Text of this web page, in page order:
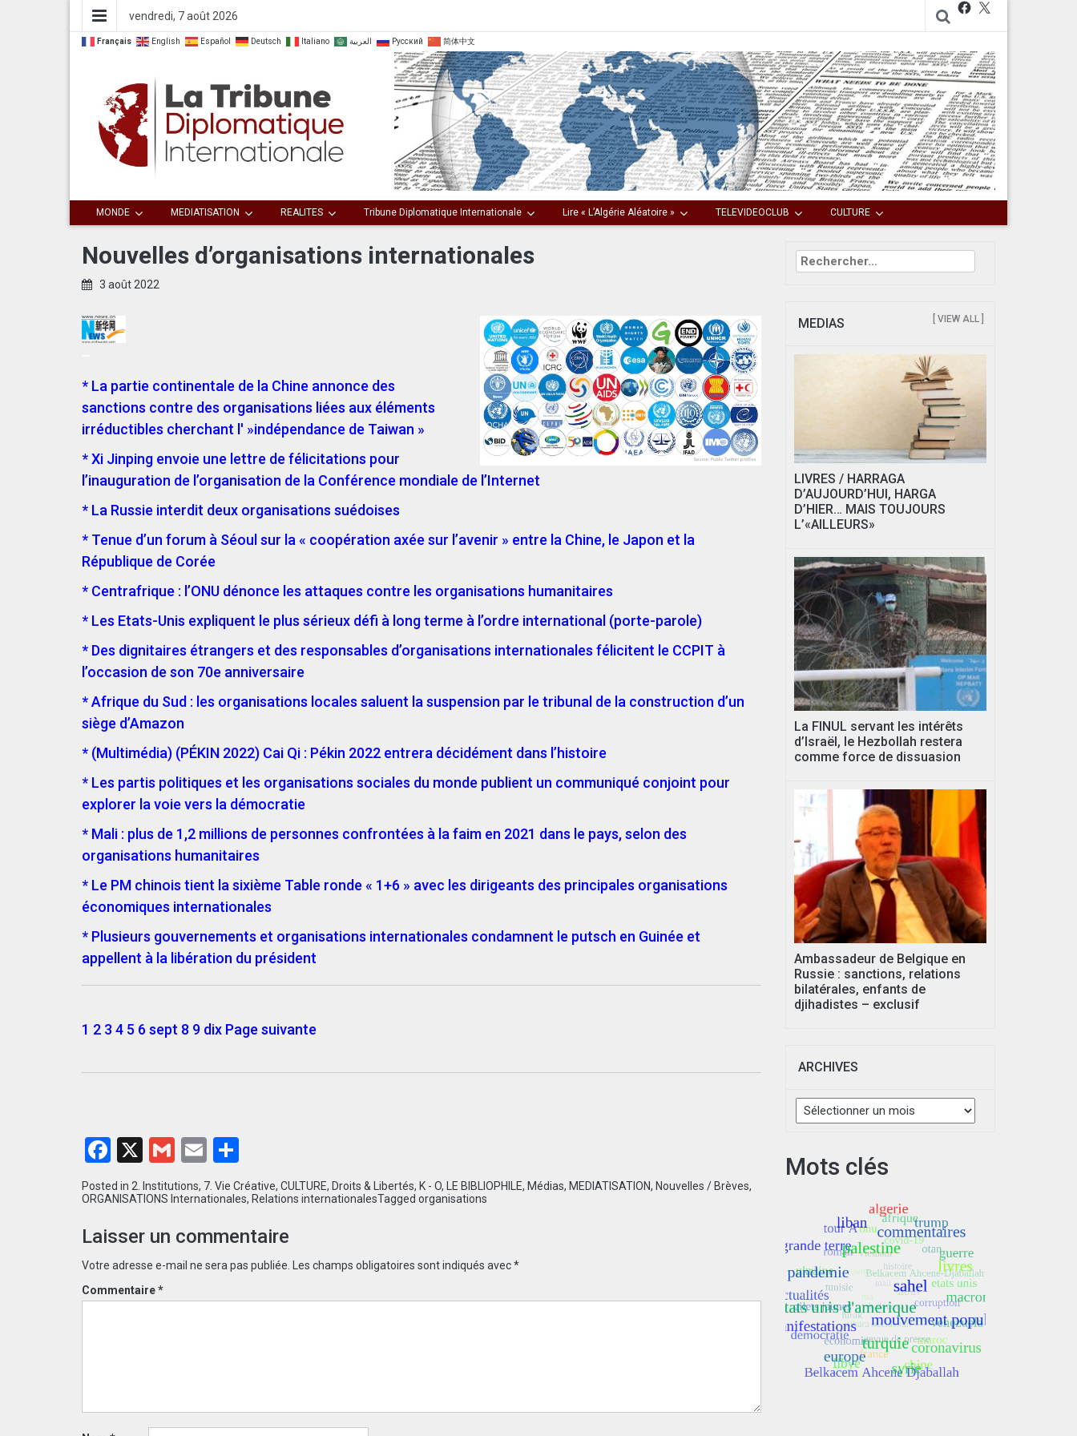
vendredi, 7 août 2026
Français English Español Deutsch Italiano العربية Русский 简体中文
Facebook
La Tribune
Diplomatique
Internationale
MONDE MEDIATISATION REALITES Tribune Diplomatique Internationale Lire « L’Algérie Aléatoire » TELEVIDEOCLUB CULTURE
Nouvelles d’organisations internationales
3 août 2022
* La partie continentale de la Chine annonce des
sanctions contre des organisations liées aux éléments
irréductibles cherchant l' »indépendance de Taiwan »
* Xi Jinping envoie une lettre de félicitations pour
l’inauguration de l’organisation de la Conférence mondiale de l’Internet
* La Russie interdit deux organisations suédoises
* Tenue d’un forum à Séoul sur la « coopération axée sur l’avenir » entre la Chine, le Japon et la
République de Corée
* Centrafrique : l’ONU dénonce les attaques contre les organisations humanitaires
* Les Etats-Unis expliquent le plus sérieux défi à long terme à l’ordre international (porte-parole)
* Des dignitaires étrangers et des responsables d’organisations internationales félicitent le CCPIT à
l’occasion de son 70e anniversaire
* Afrique du Sud : les organisations locales saluent la suspension par le tribunal de la construction d’un
siège d’Amazon
* (Multimédia) (PÉKIN 2022) Cai Qi : Pékin 2022 entrera décidément dans l’histoire
* Les partis politiques et les organisations sociales du monde publient un communiqué conjoint pour
explorer la voie vers la démocratie
* Mali : plus de 1,2 millions de personnes confrontées à la faim en 2021 dans le pays, selon des
organisations humanitaires
* Le PM chinois tient la sixième Table ronde « 1+6 » avec les dirigeants des principales organisations
économiques internationales
* Plusieurs gouvernements et organisations internationales condamnent le putsch en Guinée et
appellent à la libération du président
1 2 3 4 5 6 sept 8 9 dix Page suivante
Facebook
X Gmail
Email
Posted in 2. Institutions, 7. Vie Créative, CULTURE, Droits & Libertés, K - O, LE BIBLIOPHILE, Médias, MEDIATISATION, Nouvelles / Brèves,
ORGANISATIONS Internationales, Relations internationalesTagged organisations
Laisser un commentaire
Votre adresse e-mail ne sera pas publiée. Les champs obligatoires sont indiqués avec*
Commentaire*
Rechercher :
MEDIAS [ VIEW ALL ]
LIVRES / HARRAGA
D’AUJOURD’HUI, HARGA
D’HIER… MAIS TOUJOURS
L’«AILLEURS»
La FINUL servant les intérêts
d’Israël, le Hezbollah restera
comme force de dissuasion
Ambassadeur de Belgique en
Russie : sanctions, relations
bilatérales, enfants de
djihadistes – exclusif
ARCHIVES
Archives
Mots clés